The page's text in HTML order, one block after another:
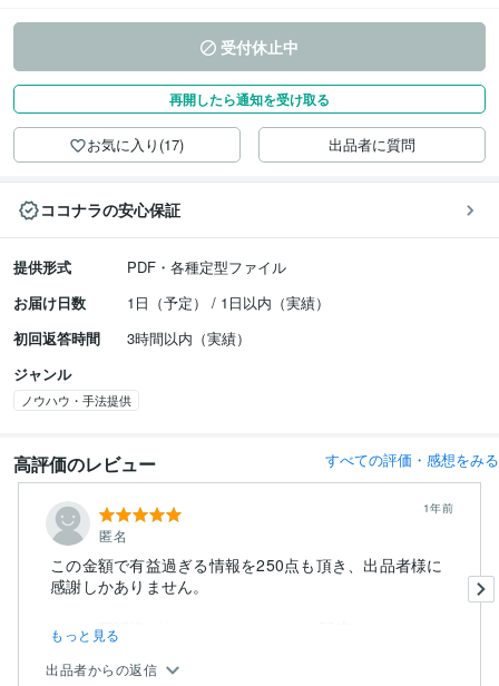
受付休止中
再開したら通知を受け取る
お気に入り(17) 出品者に質問
ココナラの安心保証
提供形式
PDF・各種定型ファイル
お届け日数
1日（予定） / 1日以内（実績）
初回返答時間
3時間以内（実績）
ジャンル
ノウハウ・手法提供
高評価のレビュー すべての評価・感想をみる
匿名
1年前
この金額で有益過ぎる情報を250点も頂き、出品者様に
感謝しかありません。
また、再販権があるので、コンテンツ販売として...
もっと見る
出品者からの返信